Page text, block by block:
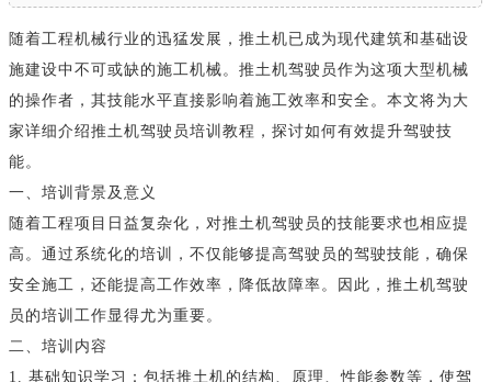
随着工程机械行业的迅猛发展，推土机已成为现代建筑和基础设
施建设中不可或缺的施工机械。推土机驾驶员作为这项大型机械
的操作者，其技能水平直接影响着施工效率和安全。本文将为大
家详细介绍推土机驾驶员培训教程，探讨如何有效提升驾驶技
能。
一、培训背景及意义
随着工程项目日益复杂化，对推土机驾驶员的技能要求也相应提
高。通过系统化的培训，不仅能够提高驾驶员的驾驶技能，确保
安全施工，还能提高工作效率，降低故障率。因此，推土机驾驶
员的培训工作显得尤为重要。
二、培训内容
1. 基础知识学习：包括推土机的结构、原理、性能参数等，使驾